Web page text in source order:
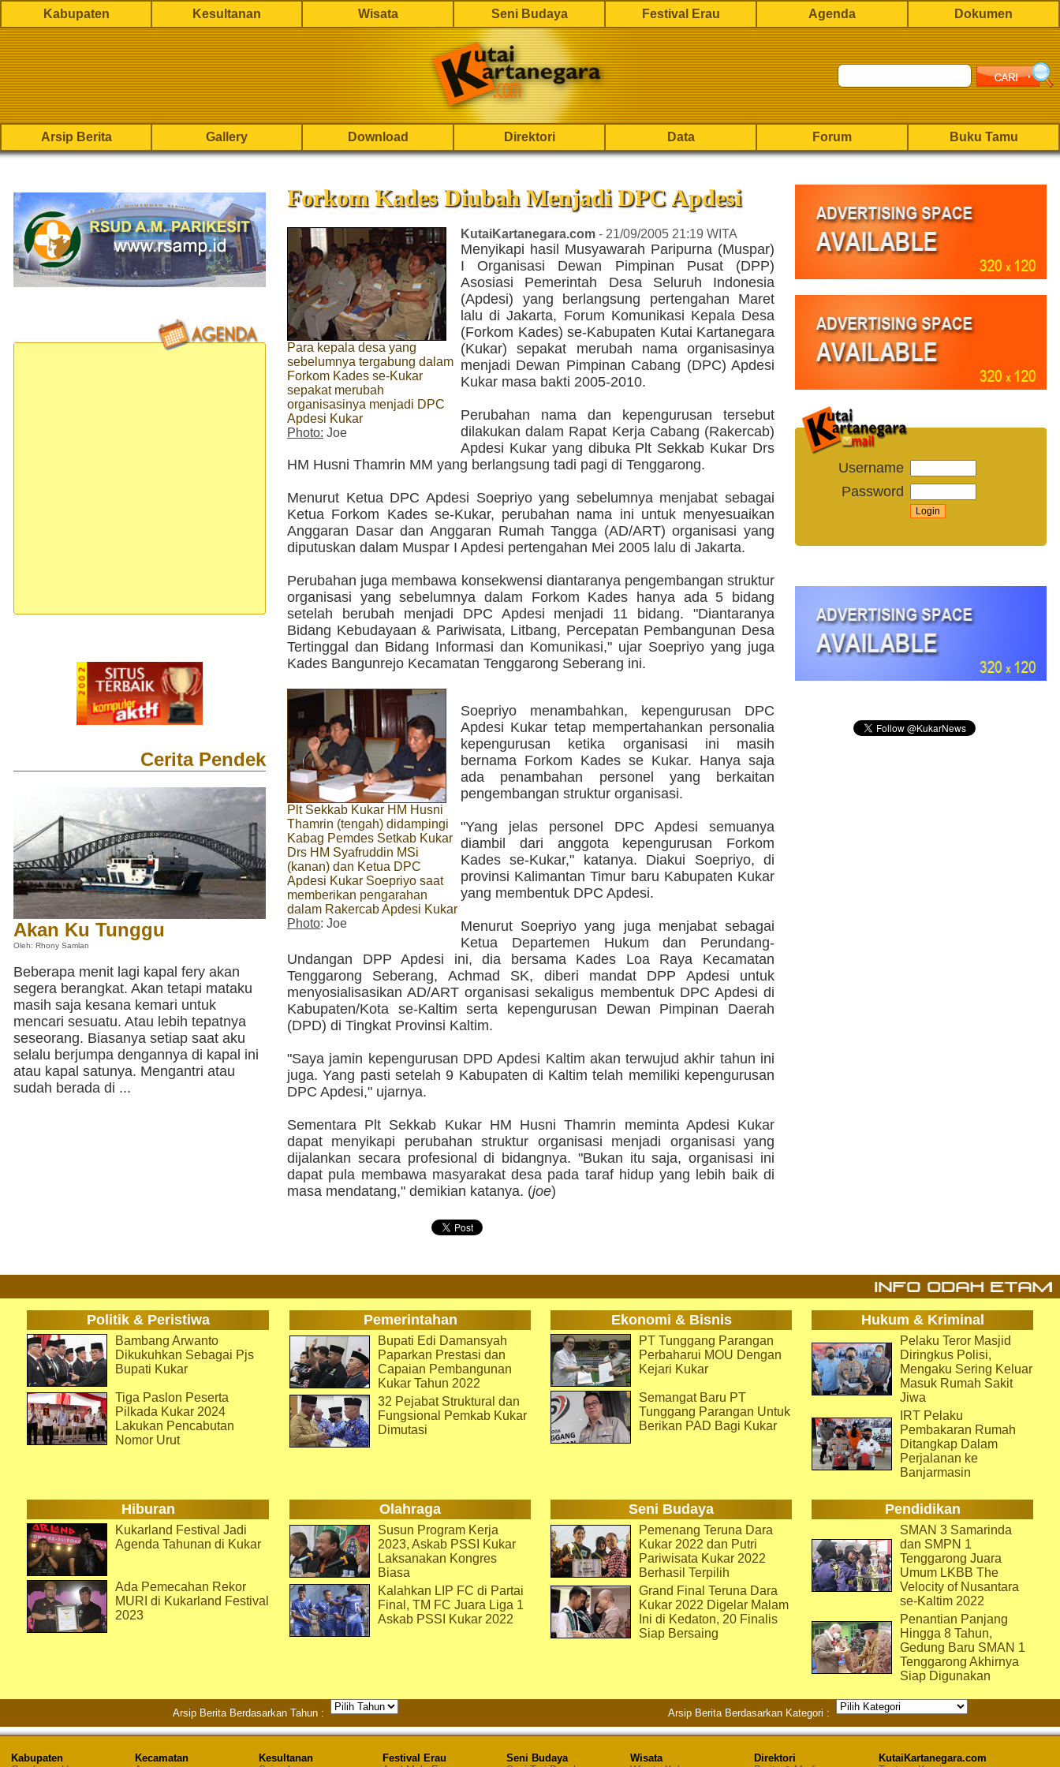
Kabupaten Kesultanan Wisata Seni Budaya Festival Erau Agenda Dokumen
Arsip Berita Gallery Download Direktori Data Forum Buku Tamu
Cerita Pendek
Akan Ku Tunggu
Oleh: Rhony Samlan
Beberapa menit lagi kapal fery akan
segera berangkat. Akan tetapi mataku
masih saja kesana kemari untuk
mencari sesuatu. Atau lebih tepatnya
seseorang. Biasanya setiap saat aku
selalu berjumpa dengannya di kapal ini
atau kapal satunya. Mengantri atau
sudah berada di ...
Forkom Kades Diubah Menjadi DPC Apdesi
Para kepala desa yang
sebelumnya tergabung dalam
Forkom Kades se-Kukar
sepakat merubah
organisasinya menjadi DPC
Apdesi Kukar
Photo: Joe
KutaiKartanegara.com - 21/09/2005 21:19 WITA
Menyikapi hasil Musyawarah Paripurna (Muspar)
I Organisasi Dewan Pimpinan Pusat (DPP)
Asosiasi Pemerintah Desa Seluruh Indonesia
(Apdesi) yang berlangsung pertengahan Maret
lalu di Jakarta, Forum Komunikasi Kepala Desa
(Forkom Kades) se-Kabupaten Kutai Kartanegara
(Kukar) sepakat merubah nama organisasinya
menjadi Dewan Pimpinan Cabang (DPC) Apdesi
Kukar masa bakti 2005-2010.
Perubahan nama dan kepengurusan tersebut
dilakukan dalam Rapat Kerja Cabang (Rakercab)
Apdesi Kukar yang dibuka Plt Sekkab Kukar Drs
HM Husni Thamrin MM yang berlangsung tadi pagi di Tenggarong.
Menurut Ketua DPC Apdesi Soepriyo yang sebelumnya menjabat sebagai
Ketua Forkom Kades se-Kukar, perubahan nama ini untuk menyesuaikan
Anggaran Dasar dan Anggaran Rumah Tangga (AD/ART) organisasi yang
diputuskan dalam Muspar I Apdesi pertengahan Mei 2005 lalu di Jakarta.
Perubahan juga membawa konsekwensi diantaranya pengembangan struktur
organisasi yang sebelumnya dalam Forkom Kades hanya ada 5 bidang
setelah berubah menjadi DPC Apdesi menjadi 11 bidang. "Diantaranya
Bidang Kebudayaan & Pariwisata, Litbang, Percepatan Pembangunan Desa
Tertinggal dan Bidang Informasi dan Komunikasi," ujar Soepriyo yang juga
Kades Bangunrejo Kecamatan Tenggarong Seberang ini.
Plt Sekkab Kukar HM Husni
Thamrin (tengah) didampingi
Kabag Pemdes Setkab Kukar
Drs HM Syafruddin MSi
(kanan) dan Ketua DPC
Apdesi Kukar Soepriyo saat
memberikan pengarahan
dalam Rakercab Apdesi Kukar
Photo: Joe
Soepriyo menambahkan, kepengurusan DPC
Apdesi Kukar tetap mempertahankan personalia
kepengurusan ketika organisasi ini masih
bernama Forkom Kades se Kukar. Hanya saja
ada penambahan personel yang berkaitan
pengembangan struktur organisasi.
"Yang jelas personel DPC Apdesi semuanya
diambil dari anggota kepengurusan Forkom
Kades se-Kukar," katanya. Diakui Soepriyo, di
provinsi Kalimantan Timur baru Kabupaten Kukar
yang membentuk DPC Apdesi.
Menurut Soepriyo yang juga menjabat sebagai
Ketua Departemen Hukum dan Perundang-
Undangan DPP Apdesi ini, dia bersama Kades Loa Raya Kecamatan
Tenggarong Seberang, Achmad SK, diberi mandat DPP Apdesi untuk
menyosialisasikan AD/ART organisasi sekaligus membentuk DPC Apdesi di
Kabupaten/Kota se-Kaltim serta kepengurusan Dewan Pimpinan Daerah
(DPD) di Tingkat Provinsi Kaltim.
"Saya jamin kepengurusan DPD Apdesi Kaltim akan terwujud akhir tahun ini
juga. Yang pasti setelah 9 Kabupaten di Kaltim telah memiliki kepengurusan
DPC Apdesi," ujarnya.
Sementara Plt Sekkab Kukar HM Husni Thamrin meminta Apdesi Kukar
dapat menyikapi perubahan struktur organisasi menjadi organisasi yang
dijalankan secara profesional di bidangnya. "Bukan itu saja, organisasi ini
dapat pula membawa masyarakat desa pada taraf hidup yang lebih baik di
masa mendatang," demikian katanya. (joe)
Username
Password
Politik & Peristiwa Pemerintahan Ekonomi & Bisnis Hukum & Kriminal
Bambang Arwanto
Dikukuhkan Sebagai Pjs
Bupati Kukar
Tiga Paslon Peserta
Pilkada Kukar 2024
Lakukan Pencabutan
Nomor Urut
Bupati Edi Damansyah
Paparkan Prestasi dan
Capaian Pembangunan
Kukar Tahun 2022
32 Pejabat Struktural dan
Fungsional Pemkab Kukar
Dimutasi
PT Tunggang Parangan
Perbaharui MOU Dengan
Kejari Kukar
Semangat Baru PT
Tunggang Parangan Untuk
Berikan PAD Bagi Kukar
Pelaku Teror Masjid
Diringkus Polisi,
Mengaku Sering Keluar
Masuk Rumah Sakit
Jiwa
IRT Pelaku
Pembakaran Rumah
Ditangkap Dalam
Perjalanan ke
Banjarmasin
Hiburan Olahraga Seni Budaya Pendidikan
Kukarland Festival Jadi
Agenda Tahunan di Kukar
Ada Pemecahan Rekor
MURI di Kukarland Festival
2023
Susun Program Kerja
2023, Askab PSSI Kukar
Laksanakan Kongres
Biasa
Kalahkan LIP FC di Partai
Final, TM FC Juara Liga 1
Askab PSSI Kukar 2022
Pemenang Teruna Dara
Kukar 2022 dan Putri
Pariwisata Kukar 2022
Berhasil Terpilih
Grand Final Teruna Dara
Kukar 2022 Digelar Malam
Ini di Kedaton, 20 Finalis
Siap Bersaing
SMAN 3 Samarinda
dan SMPN 1
Tenggarong Juara
Umum LKBB The
Velocity of Nusantara
se-Kaltim 2022
Penantian Panjang
Hingga 8 Tahun,
Gedung Baru SMAN 1
Tenggarong Akhirnya
Siap Digunakan
Arsip Berita Berdasarkan Tahun : Arsip Berita Berdasarkan Kategori :
Kabupaten
Kecamatan
Kesultanan
Festival Erau
Seni Budaya
Wisata
Direktori
KutaiKartanegara.com